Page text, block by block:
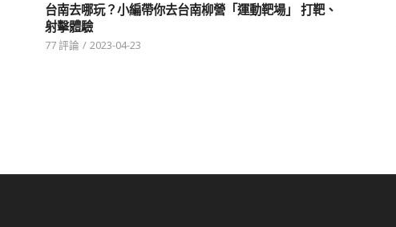
台南去哪玩？小編帶你去台南柳營「運動靶場」 打靶、
射擊體驗
77 評論 / 2023-04-23